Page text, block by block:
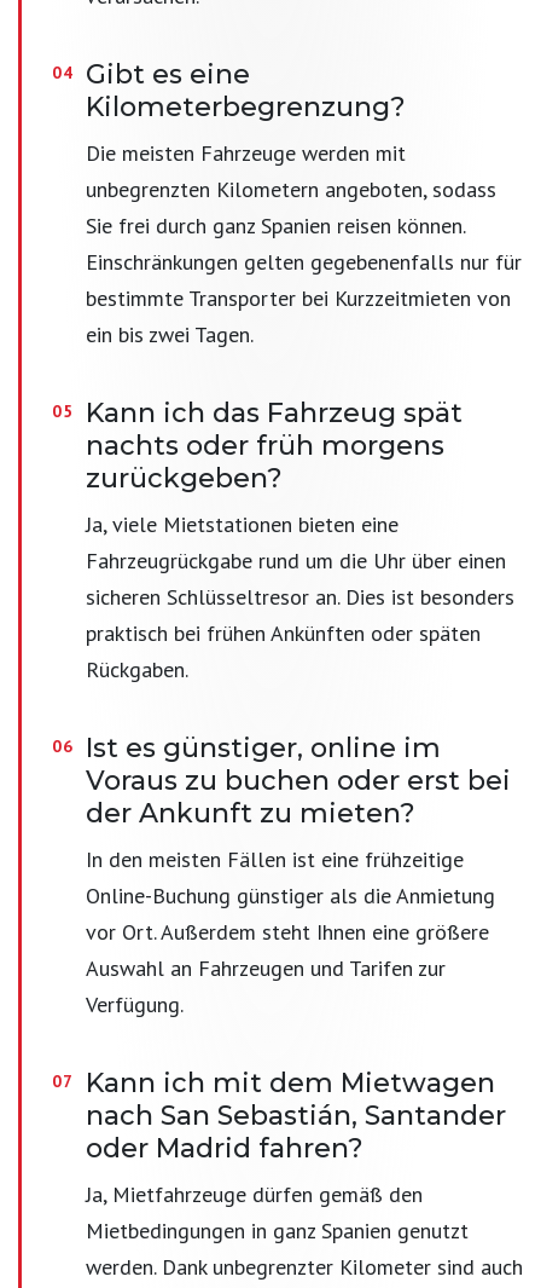
Gibt es eine
Kilometerbegrenzung?
Die meisten Fahrzeuge werden mit
unbegrenzten Kilometern angeboten, sodass
Sie frei durch ganz Spanien reisen können.
Einschränkungen gelten gegebenenfalls nur für
bestimmte Transporter bei Kurzzeitmieten von
ein bis zwei Tagen.
Kann ich das Fahrzeug spät
nachts oder früh morgens
zurückgeben?
Ja, viele Mietstationen bieten eine
Fahrzeugrückgabe rund um die Uhr über einen
sicheren Schlüsseltresor an. Dies ist besonders
praktisch bei frühen Ankünften oder späten
Rückgaben.
Ist es günstiger, online im
Voraus zu buchen oder erst bei
der Ankunft zu mieten?
In den meisten Fällen ist eine frühzeitige
Online-Buchung günstiger als die Anmietung
vor Ort. Außerdem steht Ihnen eine größere
Auswahl an Fahrzeugen und Tarifen zur
Verfügung.
Kann ich mit dem Mietwagen
nach San Sebastián, Santander
oder Madrid fahren?
Ja, Mietfahrzeuge dürfen gemäß den
Mietbedingungen in ganz Spanien genutzt
werden. Dank unbegrenzter Kilometer sind auch